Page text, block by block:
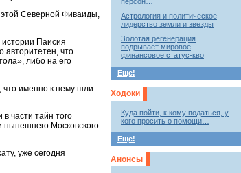
Северной Фиваиды,
Паисия
авторитетен, что
либо на его
что именно к нему шли
части тайн того
Московского
уже сегодня
Астрология и политическое
лидерство земли и звезды
Золотая регенерация
подрывает мировое
финансовое статус-кво
Еще!
Ходоки
Куда пойти, к кому податься, у
кого просить о помощи…
Еще!
Анонсы